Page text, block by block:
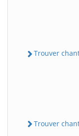
Trouver
Trouver